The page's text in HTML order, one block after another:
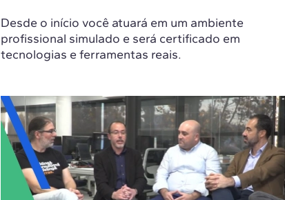
Desde o início você atuará em um ambiente
profissional simulado e será certificado em
tecnologias e ferramentas reais.